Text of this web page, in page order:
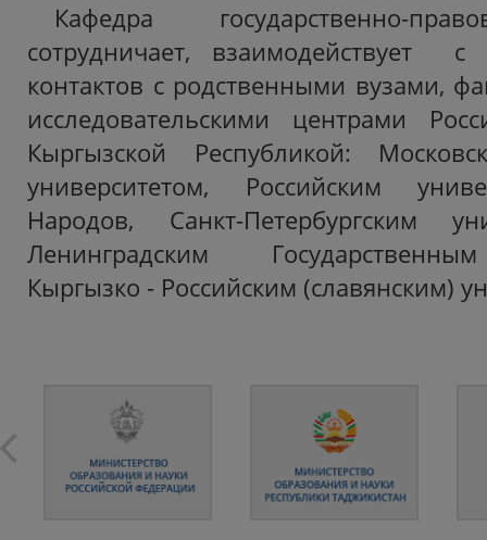
Кафедра государственно-
сотрудничает,
контактов с родственными вузами,
исследовательскими центрами
Кыргызской Республикой:
университетом, Российским
Народов, Санкт-Петербургским
Ленинградским
Кыргызко - Российским (славянским)